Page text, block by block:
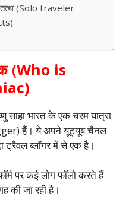
तत्थ (Solo traveler
(Who is
भारत के एक चरम यात्रा
हैं। ये अपने यूट्यूब चैनल
ट्रैवल ब्लॉगर में से एक है।
पर कई लोग फॉलो करते हैं
की जा रही है।